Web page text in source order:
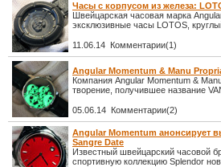
Часы с корпусом из железа:
Швейцарская часовая марка
эксклюзивные часы LOTOS,
11.06.14 Комментарии(1)
Angular Momentum & Manu
Компания Angular Momentum &
творение, получившее название
05.06.14 Комментарии(2)
Angular Momentum анонсирует
Sangre Date
Известный швейцарский часовой
спортивную коллекцию Splendor